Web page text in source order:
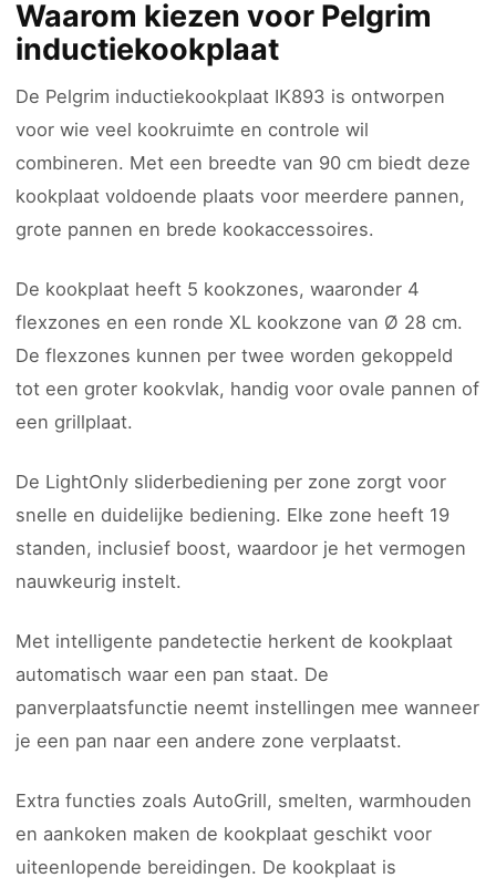
Waarom kiezen voor Pelgrim
inductiekookplaat
De Pelgrim inductiekookplaat IK893 is ontworpen
voor wie veel kookruimte en controle wil
combineren. Met een breedte van 90 cm biedt deze
kookplaat voldoende plaats voor meerdere pannen,
grote pannen en brede kookaccessoires.
De kookplaat heeft 5 kookzones, waaronder 4
flexzones en een ronde XL kookzone van Ø 28 cm.
De flexzones kunnen per twee worden gekoppeld
tot een groter kookvlak, handig voor ovale pannen of
een grillplaat.
De LightOnly sliderbediening per zone zorgt voor
snelle en duidelijke bediening. Elke zone heeft 19
standen, inclusief boost, waardoor je het vermogen
nauwkeurig instelt.
Met intelligente pandetectie herkent de kookplaat
automatisch waar een pan staat. De
panverplaatsfunctie neemt instellingen mee wanneer
je een pan naar een andere zone verplaatst.
Extra functies zoals AutoGrill, smelten, warmhouden
en aankoken maken de kookplaat geschikt voor
uiteenlopende bereidingen. De kookplaat is